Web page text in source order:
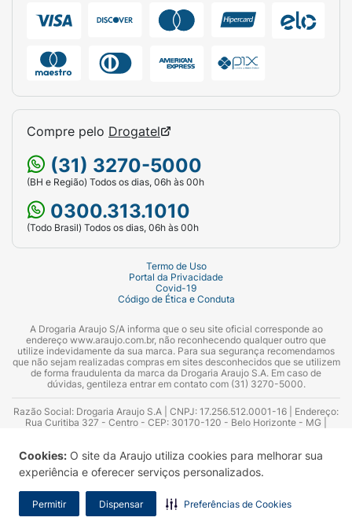
Cookies: O site da Araujo utiliza cookies para melhorar sua
experiência e oferecer serviços personalizados.
Permitir Dispensar Preferências de Cookies
Compre pelo Drogatel
(31) 3270-5000
(BH e Região) Todos os dias, 06h às 00h
0300.313.1010
(Todo Brasil) Todos os dias, 06h às 00h
Termo de Uso
Portal da Privacidade
Covid-19
Código de Ética e Conduta
A Drogaria Araujo S/A informa que o seu site oficial corresponde ao
endereço www.araujo.com.br, não reconhecendo qualquer outro que
utilize indevidamente da sua marca. Para sua segurança recomendamos
que não sejam realizadas compras em sites desconhecidos que se utilizem
de forma fraudulenta da marca da Drogaria Araujo S.A. Em caso de
dúvidas, gentileza entrar em contato com (31) 3270-5000.
Razão Social: Drogaria Araujo S.A | CNPJ: 17.256.512.0001-16 | Endereço:
Rua Curitiba 327 - Centro - CEP: 30170-120 - Belo Horizonte - MG |
Azevedo Guimarães – CRF 10.965 | Yasmin Silva Alvarenga – CRF 52.584 -
Consultor substituto: Thiago Aguiar Pinheiro - CRF Nº 13.748. Alvará
Sanitário: 2025020713 | Autorização de Funcionamento da Empresa (AFE):